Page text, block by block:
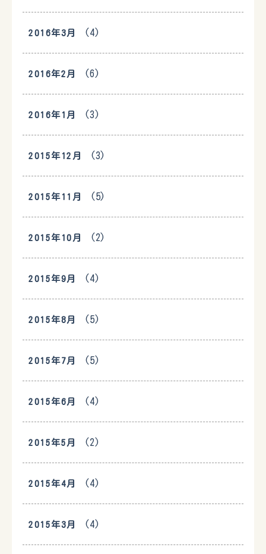
2016年3月 (4)
2016年2月 (6)
2016年1月 (3)
2015年12月 (3)
2015年11月 (5)
2015年10月 (2)
2015年9月 (4)
2015年8月 (5)
2015年7月 (5)
2015年6月 (4)
2015年5月 (2)
2015年4月 (4)
2015年3月 (4)